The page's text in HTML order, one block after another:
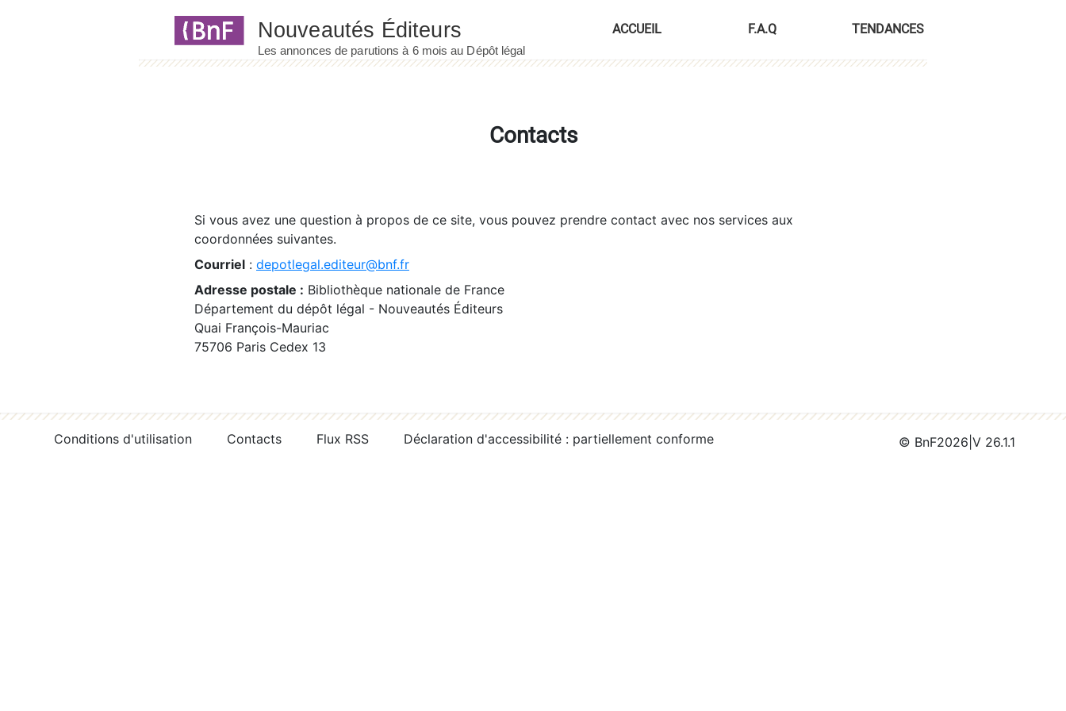
ACCUEIL F.A.Q TENDANCES
Contacts
Si vous avez une question à propos de ce site, vous pouvez prendre contact avec nos services aux
coordonnées suivantes.
Courriel : depotlegal.editeur@bnf.fr
Adresse postale : Bibliothèque nationale de France
Département du dépôt légal - Nouveautés Éditeurs
Quai François-Mauriac
75706 Paris Cedex 13
Conditions d'utilisation Contacts Flux RSS Déclaration d'accessibilité : partiellement conforme © BnF2026 V 26.1.1